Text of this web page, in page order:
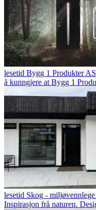
lesetid Bygg 1 Produkter
å kunngjere at Bygg 1
lesetid Skog -
Inspirasjon frå naturen.